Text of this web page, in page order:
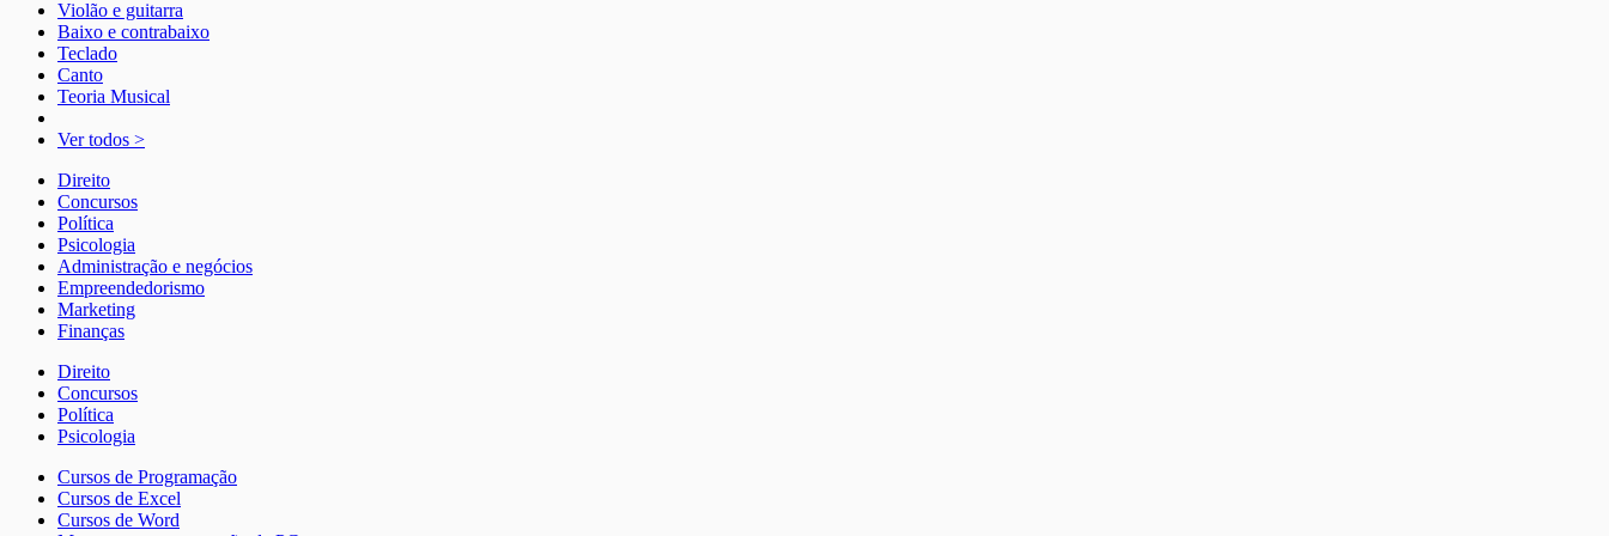
Violão e guitarra
Baixo e contrabaixo
Teclado
Canto
Teoria Musical
Ver todos >
Direito
Concursos
Política
Psicologia
Administração e negócios
Empreendedorismo
Marketing
Finanças
Direito
Concursos
Política
Psicologia
Cursos de Programação
Cursos de Excel
Cursos de Word